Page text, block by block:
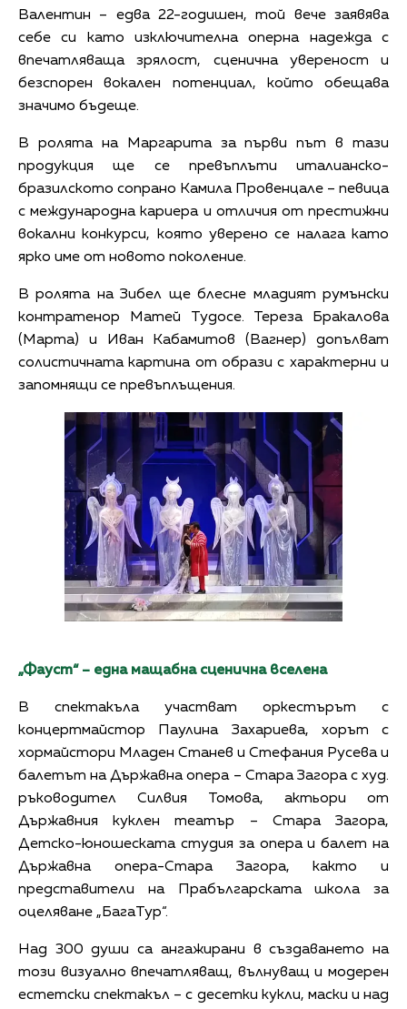
Валентин – едва 22-годишен, той вече заявява
себе си като изключителна оперна надежда с
впечатляваща зрялост, сценична увереност и
безспорен вокален потенциал, който обещава
значимо бъдеще.
В ролята на Маргарита за първи път в тази
продукция ще се превъплъти италианско-
бразилското сопрано Камила Провенцале – певица
с международна кариера и отличия от престижни
вокални конкурси, която уверено се налага като
ярко име от новото поколение.
В ролята на Зибел ще блесне младият румънски
контратенор Матей Тудосе. Тереза Бракалова
(Марта) и Иван Кабамитов (Вагнер) допълват
солистичната картина от образи с характерни и
запомнящи се превъплъщения.
„Фауст“ – една мащабна сценична вселена
В спектакъла участват оркестърът с
концертмайстор Паулина Захариева, хорът с
хормайстори Младен Станев и Стефания Русева и
балетът на Държавна опера – Стара Загора с худ.
ръководител Силвия Томова, актьори от
Държавния куклен театър – Стара Загора,
Детско-юношеската студия за опера и балет на
Държавна опера-Стара Загора, както и
представители на Прабългарската школа за
оцеляване „БагаТур“.
Над 300 души са ангажирани в създаването на
този визуално впечатляващ, вълнуващ и модерен
естетски спектакъл – с десетки кукли, маски и над